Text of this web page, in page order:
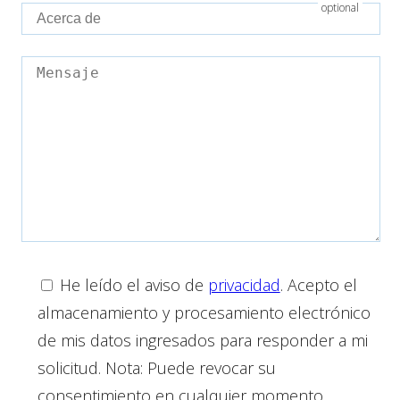
He leído el aviso de privacidad. Acepto el
almacenamiento y procesamiento electrónico
de mis datos ingresados ​​para responder a mi
solicitud. Nota: Puede revocar su
consentimiento en cualquier momento